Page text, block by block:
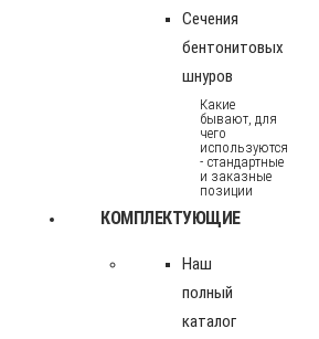
Сечения
бентонитовых
шнуров
Какие
бывают, для
чего
используются
- стандартные
и заказные
позиции
КОМПЛЕКТУЮЩИЕ
Наш
полный
каталог